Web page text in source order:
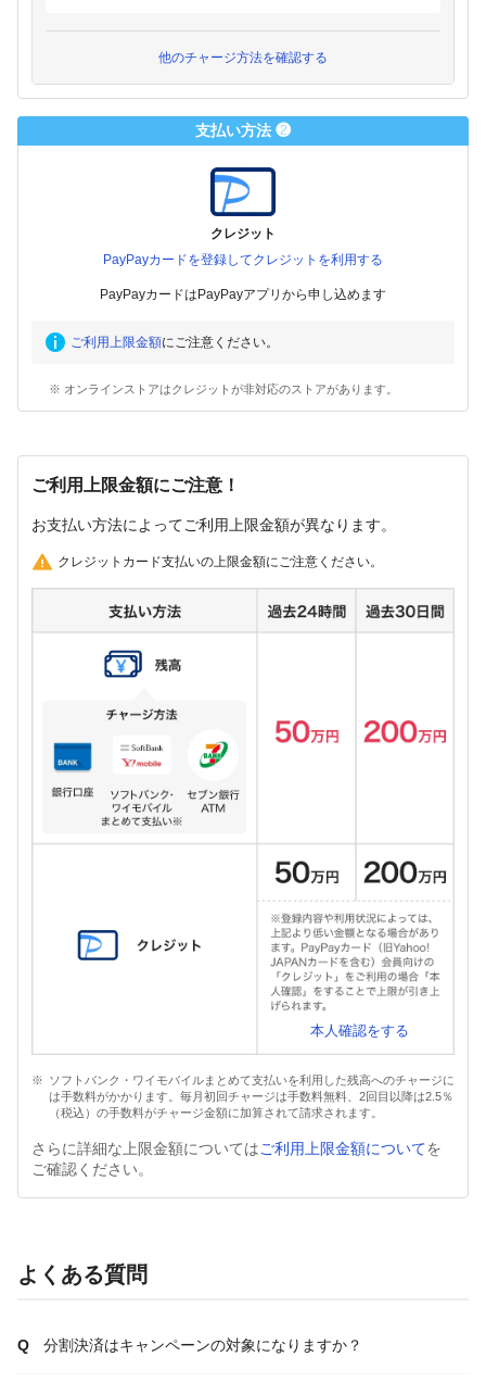
他のチャージ方法を確認する
支払い方法 ❷
クレジット
PayPayカードを登録してクレジットを利用する
PayPayカードはPayPayアプリから申し込めます
ご利用上限金額にご注意ください。
※ オンラインストアはクレジットが非対応のストアがあります。
ご利用上限金額にご注意！
お支払い方法によってご利用上限金額が異なります。
クレジットカード支払いの上限金額にご注意ください。
本人確認をする
ソフトバンク・ワイモバイルまとめて支払いを利用した残高へのチャージに
は手数料がかかります。毎月初回チャージは手数料無料、2回目以降は2.5％
（税込）の手数料がチャージ金額に加算されて請求されます。
さらに詳細な上限金額についてはご利用上限金額についてを
ご確認ください。
よくある質問
分割決済はキャンペーンの対象になりますか？